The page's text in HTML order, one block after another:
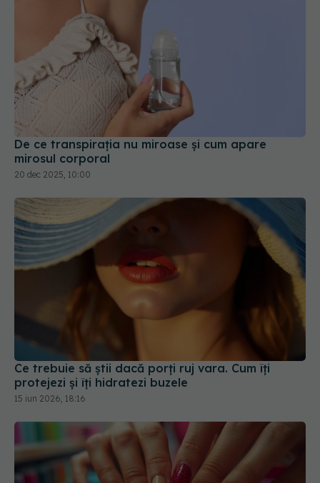
De ce transpirația nu miroase și cum apare
mirosul corporal
20 dec 2025, 10:00
Ce trebuie să știi dacă porți ruj vara. Cum îți
protejezi și îți hidratezi buzele
15 iun 2026, 18:16